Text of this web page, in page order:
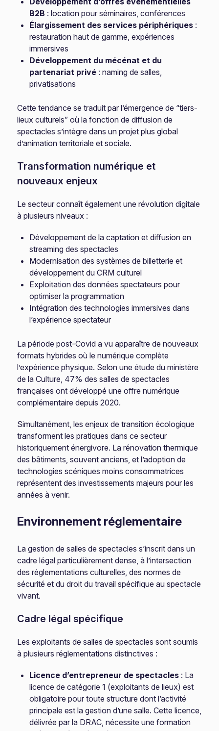
B2B : location pour séminaires, conférences
Élargissement des services périphériques :
restauration haut de gamme, expériences
immersives
Développement du mécénat et du
partenariat privé : naming de salles,
privatisations
Cette tendance se traduit par l’émergence de “tiers-
lieux culturels” où la fonction de diffusion de
spectacles s’intègre dans un projet plus global
d’animation territoriale et sociale.
Transformation numérique et
nouveaux enjeux
Le secteur connaît également une révolution digitale
à plusieurs niveaux :
Développement de la captation et diffusion en
streaming des spectacles
Modernisation des systèmes de billetterie et
développement du CRM culturel
Exploitation des données spectateurs pour
optimiser la programmation
Intégration des technologies immersives dans
l’expérience spectateur
La période post-Covid a vu apparaître de nouveaux
formats hybrides où le numérique complète
l’expérience physique. Selon une étude du ministère
de la Culture, 47% des salles de spectacles
françaises ont développé une offre numérique
complémentaire depuis 2020.
Simultanément, les enjeux de transition écologique
transforment les pratiques dans ce secteur
historiquement énergivore. La rénovation thermique
des bâtiments, souvent anciens, et l’adoption de
technologies scéniques moins consommatrices
représentent des investissements majeurs pour les
années à venir.
Environnement réglementaire
La gestion de salles de spectacles s’inscrit dans un
cadre légal particulièrement dense, à l’intersection
des réglementations culturelles, des normes de
sécurité et du droit du travail spécifique au spectacle
vivant.
Cadre légal spécifique
Les exploitants de salles de spectacles sont soumis
à plusieurs réglementations distinctives :
Licence d’entrepreneur de spectacles : La
licence de catégorie 1 (exploitants de lieux) est
obligatoire pour toute structure dont l’activité
principale est la gestion d’une salle. Cette licence,
délivrée par la DRAC, nécessite une formation